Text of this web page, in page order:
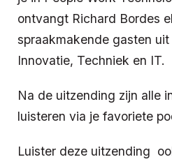
ontvangt Richard Bordes
spraakmakende gasten
Innovatie, Techniek en IT.
Na de uitzending zijn alle
luisteren via je favoriete
Luister deze uitzending